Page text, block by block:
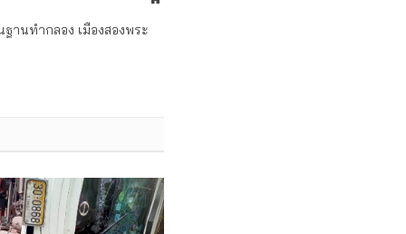
านทำกลอง เมืองสองพระ